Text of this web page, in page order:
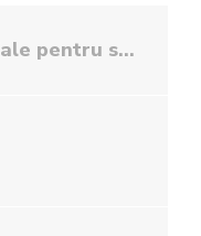
sinusuri